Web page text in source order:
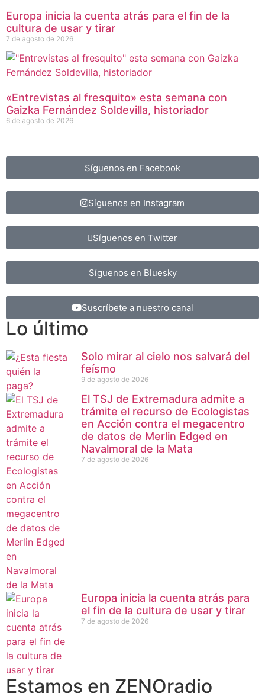
Europa inicia la cuenta atrás para el fin de la
cultura de usar y tirar
7 de agosto de 2026
«Entrevistas al fresquito» esta semana con
Gaizka Fernández Soldevilla, historiador
6 de agosto de 2026
Síguenos en Facebook
Síguenos en Instagram
Síguenos en Twitter
Síguenos en Bluesky
Suscríbete a nuestro canal
Lo último
Solo mirar al cielo nos salvará del
feísmo
9 de agosto de 2026
El TSJ de Extremadura admite a
trámite el recurso de Ecologistas
en Acción contra el megacentro
de datos de Merlin Edged en
Navalmoral de la Mata
7 de agosto de 2026
Europa inicia la cuenta atrás para
el fin de la cultura de usar y tirar
7 de agosto de 2026
Estamos en ZENOradio